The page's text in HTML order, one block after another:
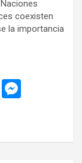
coexisten
la importancia
Y
n